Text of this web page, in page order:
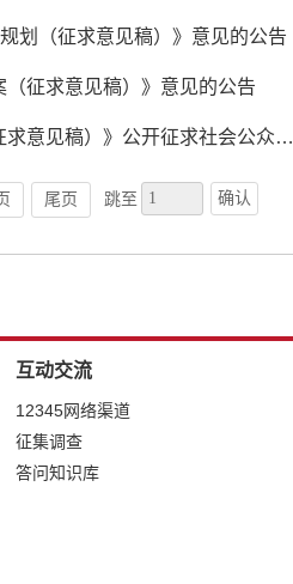
划（征求意见稿）》意见的公告
（征求意见稿）》意见的公告
【征集】《关于进一步加强生产安全事故调查处理工作的通知（征求意见稿）》公开征求社会公众意见的通告
尾页 跳至 确认
互动交流
12345网络渠道
征集调查
答问知识库